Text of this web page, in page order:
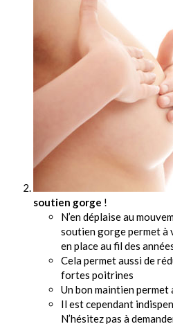
soutien gorge !
N’en déplaise au
soutien gorge permet
en place au fil des
Cela permet aussi de
fortes poitrines
Un bon maintien permet
Il est cependant
N’hésitez pas à